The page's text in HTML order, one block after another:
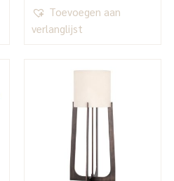
Toevoegen aan
verlanglijst